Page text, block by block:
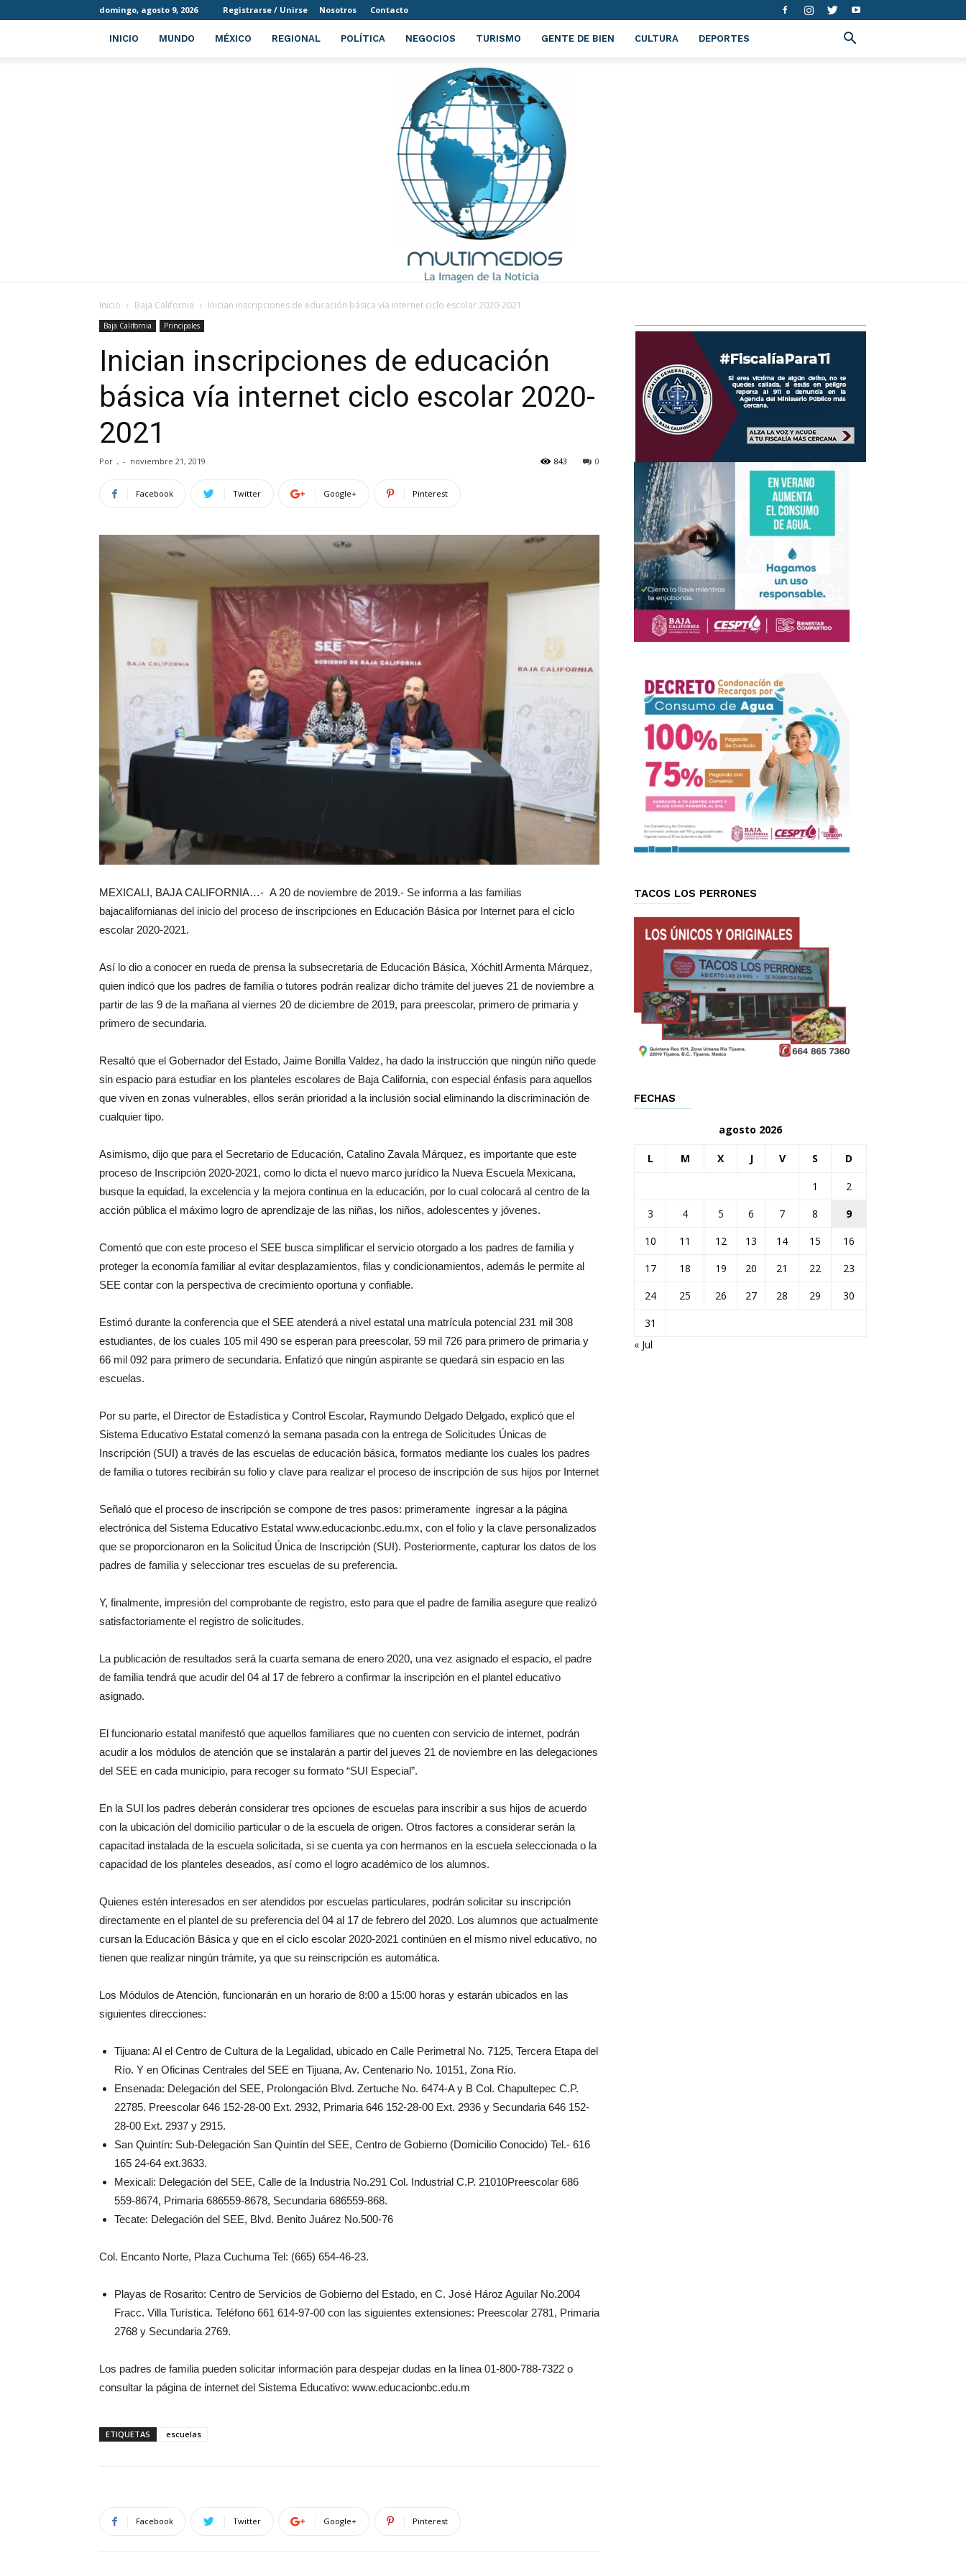
domingo, agosto 9, 2026 Registrarse / Unirse Nosotros Contacto
INICIO MUNDO MÉXICO REGIONAL POLÍTICA NEGOCIOS TURISMO GENTE DE BIEN CULTURA DEPORTES
Inicio Baja California Inician inscripciones de educación básica vía internet ciclo escolar 2020-2021
Baja California Principales
Inician inscripciones de educación
básica vía internet ciclo escolar 2020-
2021
Por . - noviembre 21, 2019 0
843
Facebook Twitter Google+ Pinterest
MEXICALI, BAJA CALIFORNIA…- A 20 de noviembre de 2019.- Se informa a las familias
bajacalifornianas del inicio del proceso de inscripciones en Educación Básica por Internet para el ciclo
escolar 2020-2021.
Así lo dio a conocer en rueda de prensa la subsecretaria de Educación Básica, Xóchitl Armenta Márquez,
quien indicó que los padres de familia o tutores podrán realizar dicho trámite del jueves 21 de noviembre a
partir de las 9 de la mañana al viernes 20 de diciembre de 2019, para preescolar, primero de primaria y
primero de secundaria.
Resaltó que el Gobernador del Estado, Jaime Bonilla Valdez, ha dado la instrucción que ningún niño quede
sin espacio para estudiar en los planteles escolares de Baja California, con especial énfasis para aquellos
que viven en zonas vulnerables, ellos serán prioridad a la inclusión social eliminando la discriminación de
cualquier tipo.
Asimismo, dijo que para el Secretario de Educación, Catalino Zavala Márquez, es importante que este
proceso de Inscripción 2020-2021, como lo dicta el nuevo marco jurídico la Nueva Escuela Mexicana,
busque la equidad, la excelencia y la mejora continua en la educación, por lo cual colocará al centro de la
acción pública el máximo logro de aprendizaje de las niñas, los niños, adolescentes y jóvenes.
Comentó que con este proceso el SEE busca simplificar el servicio otorgado a los padres de familia y
proteger la economía familiar al evitar desplazamientos, filas y condicionamientos, además le permite al
SEE contar con la perspectiva de crecimiento oportuna y confiable.
Estimó durante la conferencia que el SEE atenderá a nivel estatal una matrícula potencial 231 mil 308
estudiantes, de los cuales 105 mil 490 se esperan para preescolar, 59 mil 726 para primero de primaria y
66 mil 092 para primero de secundaria. Enfatizó que ningún aspirante se quedará sin espacio en las
escuelas.
Por su parte, el Director de Estadística y Control Escolar, Raymundo Delgado Delgado, explicó que el
Sistema Educativo Estatal comenzó la semana pasada con la entrega de Solicitudes Únicas de
Inscripción (SUI) a través de las escuelas de educación básica, formatos mediante los cuales los padres
de familia o tutores recibirán su folio y clave para realizar el proceso de inscripción de sus hijos por Internet
Señaló que el proceso de inscripción se compone de tres pasos: primeramente ingresar a la página
electrónica del Sistema Educativo Estatal www.educacionbc.edu.mx, con el folio y la clave personalizados
que se proporcionaron en la Solicitud Única de Inscripción (SUI). Posteriormente, capturar los datos de los
padres de familia y seleccionar tres escuelas de su preferencia.
Y, finalmente, impresión del comprobante de registro, esto para que el padre de familia asegure que realizó
satisfactoriamente el registro de solicitudes.
La publicación de resultados será la cuarta semana de enero 2020, una vez asignado el espacio, el padre
de familia tendrá que acudir del 04 al 17 de febrero a confirmar la inscripción en el plantel educativo
asignado.
El funcionario estatal manifestó que aquellos familiares que no cuenten con servicio de internet, podrán
acudir a los módulos de atención que se instalarán a partir del jueves 21 de noviembre en las delegaciones
del SEE en cada municipio, para recoger su formato “SUI Especial”.
En la SUI los padres deberán considerar tres opciones de escuelas para inscribir a sus hijos de acuerdo
con la ubicación del domicilio particular o de la escuela de origen. Otros factores a considerar serán la
capacitad instalada de la escuela solicitada, si se cuenta ya con hermanos en la escuela seleccionada o la
capacidad de los planteles deseados, así como el logro académico de los alumnos.
Quienes estén interesados en ser atendidos por escuelas particulares, podrán solicitar su inscripción
directamente en el plantel de su preferencia del 04 al 17 de febrero del 2020. Los alumnos que actualmente
cursan la Educación Básica y que en el ciclo escolar 2020-2021 continúen en el mismo nivel educativo, no
tienen que realizar ningún trámite, ya que su reinscripción es automática.
Los Módulos de Atención, funcionarán en un horario de 8:00 a 15:00 horas y estarán ubicados en las
siguientes direcciones:
Tijuana: Al el Centro de Cultura de la Legalidad, ubicado en Calle Perimetral No. 7125, Tercera Etapa del
Río. Y en Oficinas Centrales del SEE en Tijuana, Av. Centenario No. 10151, Zona Río.
Ensenada: Delegación del SEE, Prolongación Blvd. Zertuche No. 6474-A y B Col. Chapultepec C.P.
22785. Preescolar 646 152-28-00 Ext. 2932, Primaria 646 152-28-00 Ext. 2936 y Secundaria 646 152-
28-00 Ext. 2937 y 2915.
San Quintín: Sub-Delegación San Quintín del SEE, Centro de Gobierno (Domicilio Conocido) Tel.- 616
165 24-64 ext.3633.
Mexicali: Delegación del SEE, Calle de la Industria No.291 Col. Industrial C.P. 21010Preescolar 686
559-8674, Primaria 686559-8678, Secundaria 686559-868.
Tecate: Delegación del SEE, Blvd. Benito Juárez No.500-76
Col. Encanto Norte, Plaza Cuchuma Tel: (665) 654-46-23.
Playas de Rosarito: Centro de Servicios de Gobierno del Estado, en C. José Hároz Aguilar No.2004
Fracc. Villa Turística. Teléfono 661 614-97-00 con las siguientes extensiones: Preescolar 2781, Primaria
2768 y Secundaria 2769.
Los padres de familia pueden solicitar información para despejar dudas en la línea 01-800-788-7322 o
consultar la página de internet del Sistema Educativo: www.educacionbc.edu.m
ETIQUETAS escuelas
Facebook Twitter Google+ Pinterest
TACOS LOS PERRONES
FECHAS
agosto 2026
L M X J V S D
1
2
3
4 5 6 7 8
9
10
11 12 13 14 15
16
17
18 19 20 21 22
23
24
25 26 27 28 29
30
31
« Jul